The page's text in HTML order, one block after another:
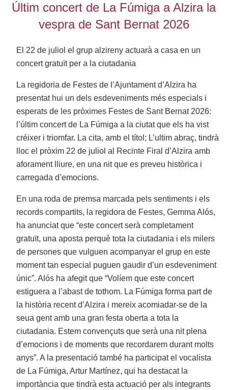
Últim concert de La Fúmiga a Alzira la
vespra de Sant Bernat 2026
El 22 de juliol el grup alzireny actuarà a casa en un
concert gratuït per a la ciutadania
La regidoria de Festes de l’Ajuntament d’Alzira ha
presentat hui un dels esdeveniments més especials i
esperats de les pròximes Festes de Sant Bernat 2026:
l’últim concert de La Fúmiga a la ciutat que els ha vist
créixer i triomfar. La cita, amb el títol; L’ultim abraç, tindrà
lloc el pròxim 22 de juliol al Recinte Firal d’Alzira amb
aforament lliure, en una nit que es preveu històrica i
carregada d’emocions.
En una roda de premsa marcada pels sentiments i els
records compartits, la regidora de Festes, Gemma Alós,
ha anunciat que “este concert serà completament
gratuït, una aposta perquè tota la ciutadania i els milers
de persones que vulguen acompanyar el grup en este
moment tan especial puguen gaudir d’un esdeveniment
únic”. Alós ha afegit que “Volíem que este concert
estiguera a l’abast de tothom. La Fúmiga forma part de
la història recent d’Alzira i mereix acomiadar-se de la
seua gent amb una gran festa oberta a tota la
ciutadania. Estem convençuts que serà una nit plena
d’emocions i de moments que recordarem durant molts
anys”. A la presentació també ha participat el vocalista
de La Fúmiga, Artur Martínez, qui ha destacat la
importància que tindrà esta actuació per als integrants